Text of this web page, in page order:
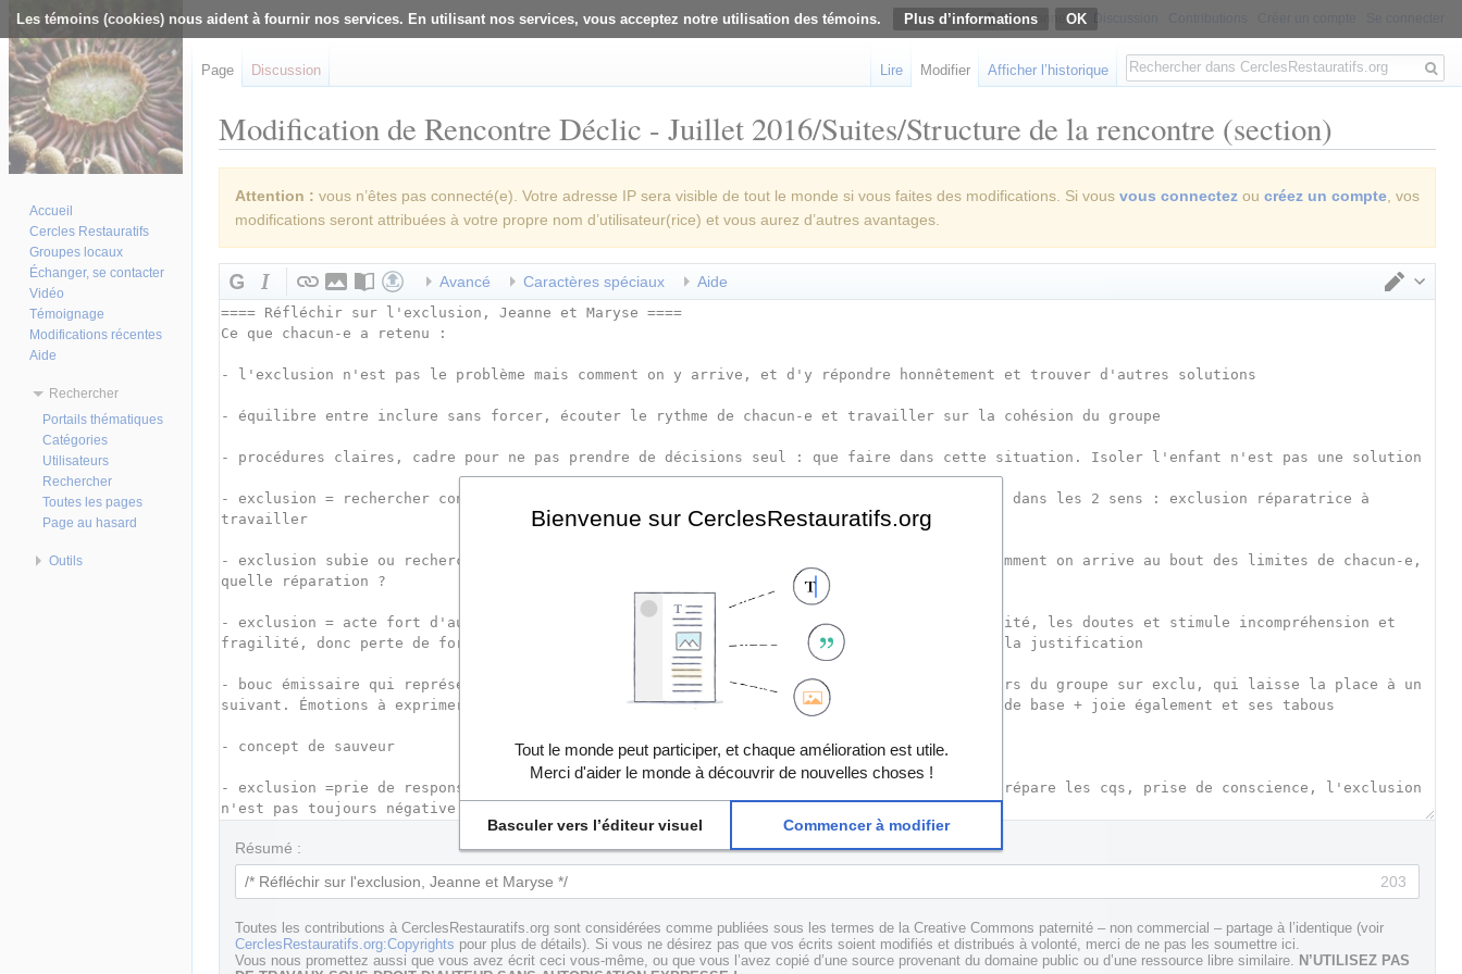
Les témoins (cookies) nous aident à fournir nos services. En utilisant nos services, vous acceptez notre utilisation des témoins. Plus d’informations
Modification de Rencontre Déclic - Juillet 2016/Suites/Structure de la rencontre (section)
Attention : vous n’êtes pas connecté(e). Votre adresse IP sera visible de tout le monde si vous faites des modifications. Si vous vous connectez ou créez un compte, vos
modifications seront attribuées à votre propre nom d’utilisateur(rice) et vous aurez d’autres avantages.
Avancé Caractères spéciaux Aide
Résumé :
203
Toutes les contributions à CerclesRestauratifs.org sont considérées comme publiées sous les termes de la Creative Commons paternité – non commercial – partage à l’identique (voir
CerclesRestauratifs.org:Copyrights pour plus de détails). Si vous ne désirez pas que vos écrits soient modifiés et distribués à volonté, merci de ne pas les soumettre ici.
Vous nous promettez aussi que vous avez écrit ceci vous-même, ou que vous l’avez copié d’une source provenant du domaine public ou d’une ressource libre similaire. N’UTILISEZ PAS
Non connecté
Page Discussion Lire Modifier Afficher l’historique
Rechercher
Accueil
Cercles Restauratifs
Groupes locaux
Échanger, se contacter
Vidéo
Témoignage
Modifications récentes
Aide
Rechercher
Portails thématiques
Catégories
Utilisateurs
Rechercher
Toutes les pages
Page au hasard
Outils
Bienvenue sur CerclesRestauratifs.org
Tout le monde peut participer, et chaque amélioration est utile.
Merci d'aider le monde à découvrir de nouvelles choses !
Basculer vers l’éditeur visuel Commencer à modifier